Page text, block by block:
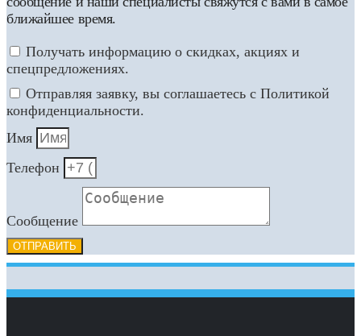
ближайшее время.
Получать информацию о скидках, акциях и
спецпредложениях.
Отправляя заявку, вы соглашаетесь с Политикой
конфиденциальности.
Имя
Телефон
Сообщение
ОТПРАВИТЬ